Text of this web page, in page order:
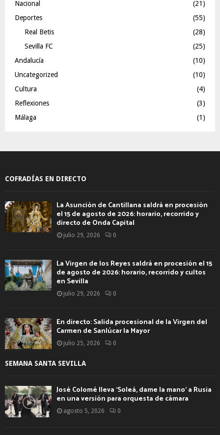
Nacional
(21)
Deportes
(55)
Real Betis
(28)
Sevilla FC
(25)
Andalucía
(10)
Uncategorized
(10)
Cultura
(4)
Reflexiones
(3)
Málaga
(1)
COFRADÍAS EN DIRECTO
La Asunción de Cantillana saldrá en procesión
el 15 de agosto de 2026: horario, recorrido y
directo de Onda Capital
julio 29, 2026 0
La Virgen de los Reyes saldrá en procesión el 15
de agosto de 2026: horario, recorrido y cultos
en Sevilla
julio 29, 2026 0
En directo: Salida procesional de la Virgen del
Carmen de Sanlúcar la Mayor
julio 25, 2026 0
SEMANA SANTA SEVILLA
José Colomé lleva ‘Soleá, dame la mano’ a Rusia
en una versión para orquesta de cámara
agosto 5, 2026 0